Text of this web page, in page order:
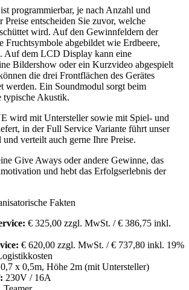
programmierbar, je nach Anzahl und
entscheiden Sie zuvor, welche
wird. Auf den Gewinnfeldern der
Fruchtsymbole abgebildet wie Erdbeere,
Auf dem LCD Display kann eine
Bildershow oder ein Kurzvideo abgespielt
die drei Frontflächen des Gerätes
werden. Ein Soundmodul sorgt beim
typische Akustik.
wird mit Untersteller sowie mit Spiel- und
in der Full Service Variante führt unser
und verteilt auch gerne Ihre Preise.
Give Aways oder andere Gewinne, das
und hebt das Erfolgserlebnis der
Fakten
€ 325,00 zzgl. MwSt. / € 386,75 inkl.
€ 620,00 zzgl. MwSt. / € 737,80 inkl. 19%
0,7 x 0,5m, Höhe 2m (mit Untersteller)
230V / 16A